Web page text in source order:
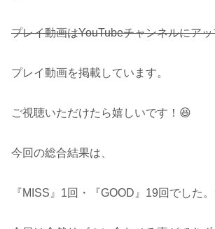
プレイ動画はYouTubeチャンネルにア
プレイ動画を掲載しています。
ご視聴いただけたら嬉しいです！😆
今回の総合結果は、
『MISS』1回・『GOOD』19回でした